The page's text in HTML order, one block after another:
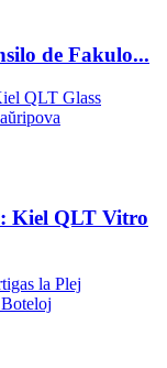
de Fakulo...
Kiel QLT Vitro